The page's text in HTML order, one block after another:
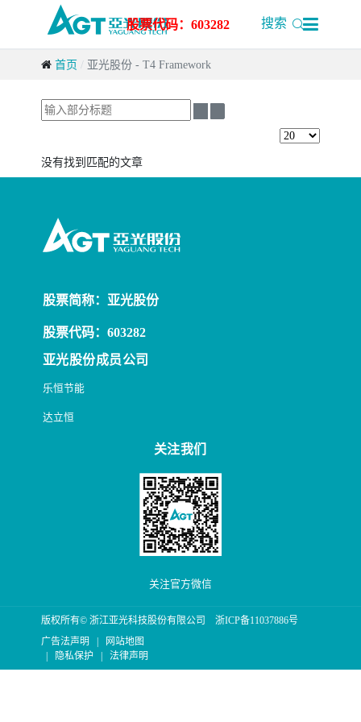
 搜索
股票代码：603282
首页 亚光股份 - T4 Framework
输
入
分
标
显
没有找到匹配的文章
股票简称：亚光股份
股票代码：603282
亚光股份成员公司
乐恒节能
达立恒
关注我们
关注官方微信
版权所有© 浙江亚光科技股份有限公司
浙ICP备11037886号
广告法声明
网站地图
隐私保护 法律声明